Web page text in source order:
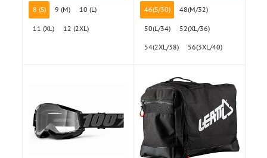
8 (S) 9 (M) 10 (L)
11 (XL) 12 (2XL)
46(S/30) 48(M/32)
50(L/34) 52(XL/36)
54(2XL/38) 56(3XL/40)